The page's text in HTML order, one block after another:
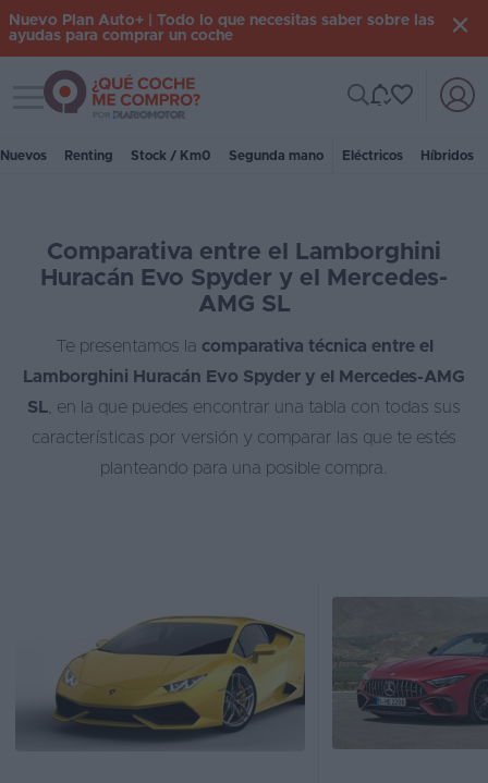
Iniciar
Coches
nuevos
Suscripción
Ofertas
Asistente
Nuevo Plan Auto+ | Todo lo que necesitas saber sobre las
ayudas para comprar un coche
Toggle navigation
Nuevos Renting Stock / Km0 Segunda mano Eléctricos Híbridos
Comparativa entre el Lamborghini
Huracán Evo Spyder y el Mercedes-
AMG SL
Te presentamos la comparativa técnica entre el
Lamborghini Huracán Evo Spyder y el Mercedes-AMG
SL , en la que puedes encontrar una tabla con todas sus
características por versión y comparar las que te estés
planteando para una posible compra.